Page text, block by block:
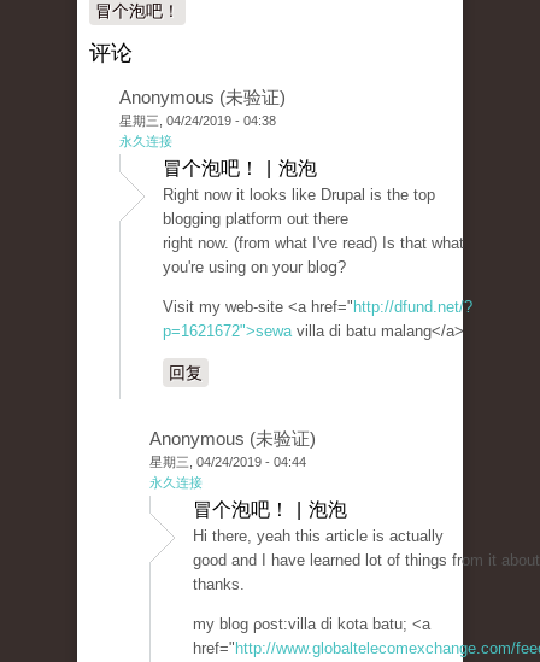
冒个泡吧！
评论
Anonymous (未验证)
星期三, 04/24/2019 - 04:38
永久连接
冒个泡吧！ | 泡泡
Rіght now it looks like Drupal is the top
blogging platform out there
right now. (from what I'ѵe read) Is that what
you're using on your bloց?
Visit my web-site <a href=" http://dfund.net/?
p=1621672">sewavilla di batu malang</a>
回复
Anonymous (未验证)
星期三, 04/24/2019 - 04:44
永久连接
冒个泡吧！ | 泡泡
Hi thеre, yeah this article is actually
good and I have learned lot of things from it
thanks.
my blog ρost:villa di kota batu; <a
href=" http://www.globaltelecomexchange.com/